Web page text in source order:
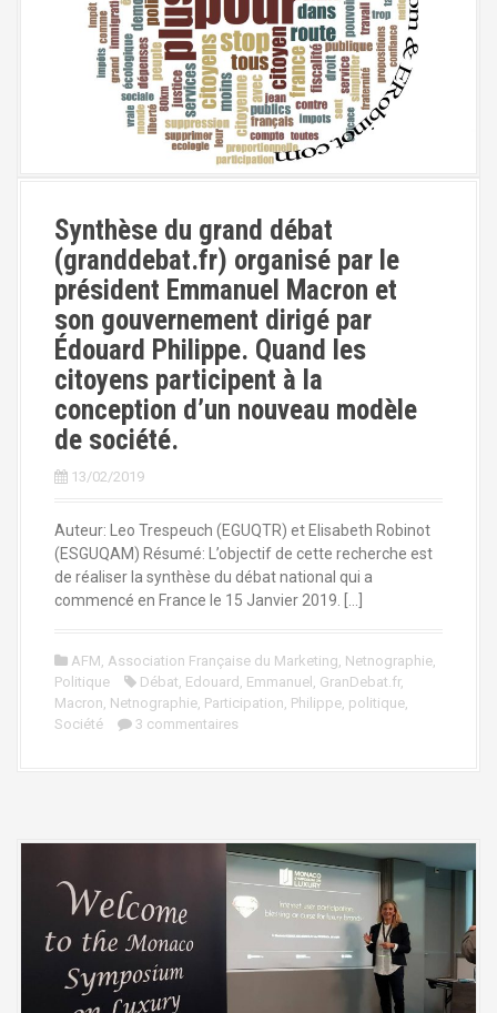
Synthèse du grand débat
(granddebat.fr) organisé par le
président Emmanuel Macron et
son gouvernement dirigé par
Édouard Philippe. Quand les
citoyens participent à la
conception d’un nouveau modèle
de société.
13/02/2019
Auteur: Leo Trespeuch (EGUQTR) et Elisabeth Robinot
(ESGUQAM) Résumé: L’objectif de cette recherche est
de réaliser la synthèse du débat national qui a
commencé en France le 15 Janvier 2019. […]
AFM, Association Française du Marketing, Netnographie,
Politique
Débat, Edouard , Emmanuel , GranDebat.fr,
Macron, Netnographie, Participation, Philippe, politique,
Société
3 commentaires